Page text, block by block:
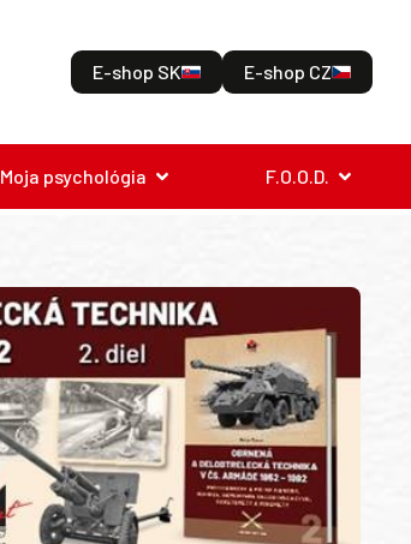
E-shop SK E-shop CZ
Moja psychológia F.O.O.D.